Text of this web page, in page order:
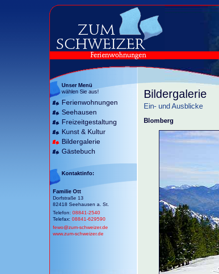
Unser Menü
wählen Sie aus!
Ferienwohnungen
Seehausen
Freizeitgestaltung
Kunst & Kultur
Bildergalerie
Gästebuch
Kontaktinfo:
Familie Ott
Dorfstraße 13
82418 Seehausen a. St.
Telefon:08841-2540
Telefax:08841-629590
fewo@zum-schweizer.de
www.zum-schweizer.de
Bildergalerie
Ein- und Ausblicke
Blomberg